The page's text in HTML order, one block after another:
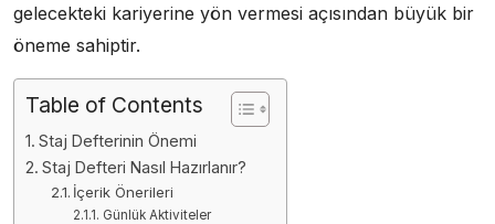
gelecekteki kariyerine yön vermesi açısından büyük bir
öneme sahiptir.
Table of Contents
Staj Defterinin Önemi
Staj Defteri Nasıl Hazırlanır?
İçerik Önerileri
Günlük Aktiviteler